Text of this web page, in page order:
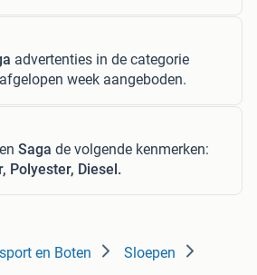
advertenties in de categorie
week aangeboden.
Saga de volgende kenmerken:
Polyester, Diesel.
en Boten Sloepen